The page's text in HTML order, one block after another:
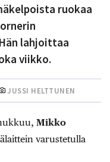
ruokaa
lahjoittaa
viikko.
JUSSI HELTTUNEN
Mikko
varustetulla